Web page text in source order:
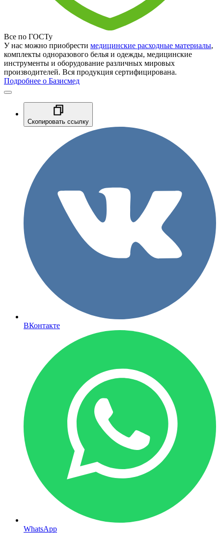
Все по ГОСТу
У нас можно приобрести медицинские расходные материалы,
комплекты одноразового белья и одежды, медицинские
инструменты и оборудование различных мировых
производителей. Вся продукция сертифицирована.
Подробнее о Базисмед
Скопировать ссылку
ВКонтакте
WhatsApp